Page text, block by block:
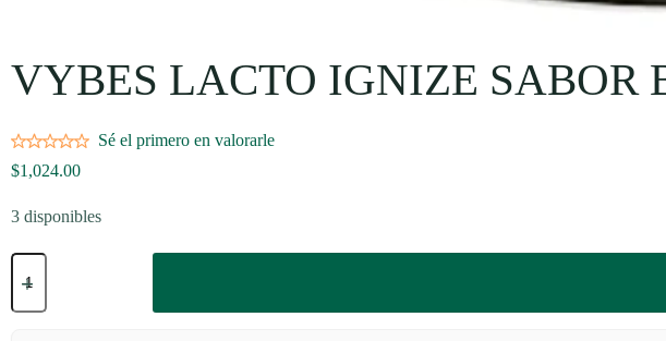
VYBES LACTO IGNIZE SABOR
Sé el primero en valorarle
$1,024.00
3 disponibles
VYBES
LACTO
SABOR